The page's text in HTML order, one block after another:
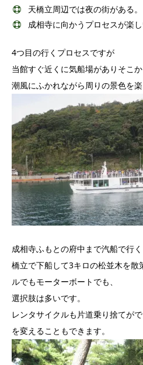
天橋立周辺では夜の街がある。
成相寺に向かうプロセスが楽し
4つ目の行くプロセスですが
当館すぐ近くに気船場がありそこ
潮風にふかれながら周りの景色を楽
成相寺ふもとの府中まで汽船で行
橋立で下船して3キロの松並木を散
ルでもモーターボートでも、
選択肢は多いです。
レンタサイクルも片道乗り捨てが
を変えることもできます。